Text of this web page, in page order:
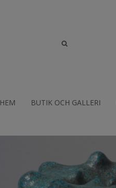
HEM BUTIK OCH GALLERI